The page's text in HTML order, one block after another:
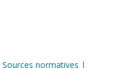
Sources normatives |